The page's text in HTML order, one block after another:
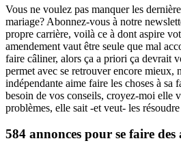
Vous ne voulez pas manquer les
mariage? Abonnez-vous à notre
propre carrière, voilà ce à dont aspire
amendement vaut être seule que mal
faire câliner, alors ça a priori ça devrait
permet avec se retrouver encore mieux,
indépendante aime faire les choses à sa
besoin de vos conseils, croyez-moi elle
problèmes, elle sait -et veut- les résoudre
584 annonces pour se faire des